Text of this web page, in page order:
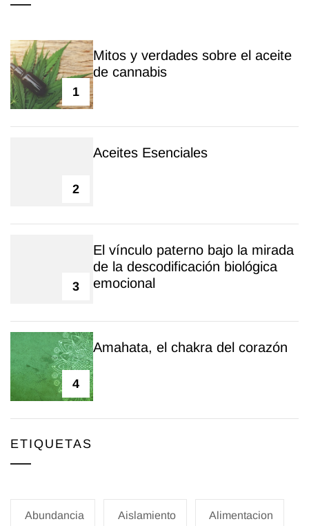
1
Mitos y verdades sobre el aceite
de cannabis
2
Aceites Esenciales
3
El vínculo paterno bajo la mirada
de la descodificación biológica
emocional
4
Amahata, el chakra del corazón
ETIQUETAS
Abundancia Aislamiento Alimentacion